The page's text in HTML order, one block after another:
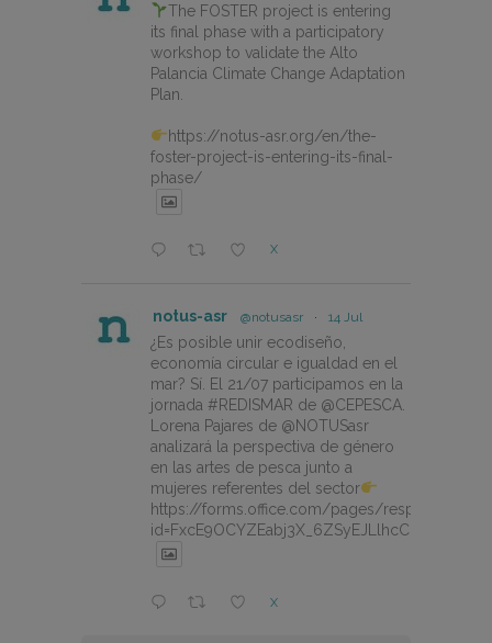
The FOSTER project is entering
its final phase with a participatory
workshop to validate the Alto
Palancia Climate Change Adaptation
Plan.
https://notus-asr.org/en/the-
foster-project-is-entering-its-final-
phase/
X
notus-asr @notusasr · 14 Jul
¿Es posible unir ecodiseño,
economía circular e igualdad en el
mar? Sí. El 21/07 participamos en la
jornada #REDISMAR de @CEPESCA.
Lorena Pajares de @NOTUSasr
analizará la perspectiva de género
en las artes de pesca junto a
mujeres referentes del sector
https://forms.office.com/pages/
X